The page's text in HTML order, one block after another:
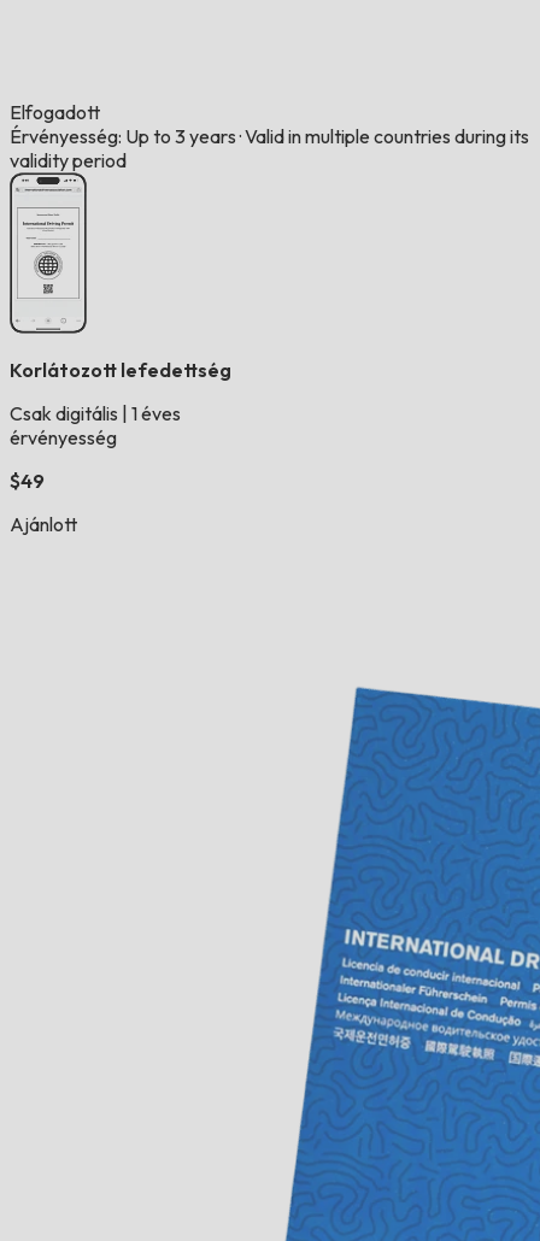
Elfogadott
Érvényesség: Up to 3 years ·Valid in multiple countries during its
validity period
Korlátozott lefedettség
Csak digitális 1 éves
érvényesség
$49
Ajánlott